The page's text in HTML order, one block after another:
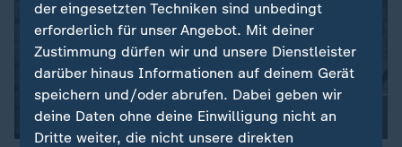
der eingesetzten Techniken sind unbedingt
erforderlich für unser Angebot. Mit deiner
Zustimmung dürfen wir und unsere Dienstleister
darüber hinaus Informationen auf deinem Gerät
speichern und/oder abrufen. Dabei geben wir
deine Daten ohne deine Einwilligung nicht an
Dritte weiter, die nicht unsere direkten